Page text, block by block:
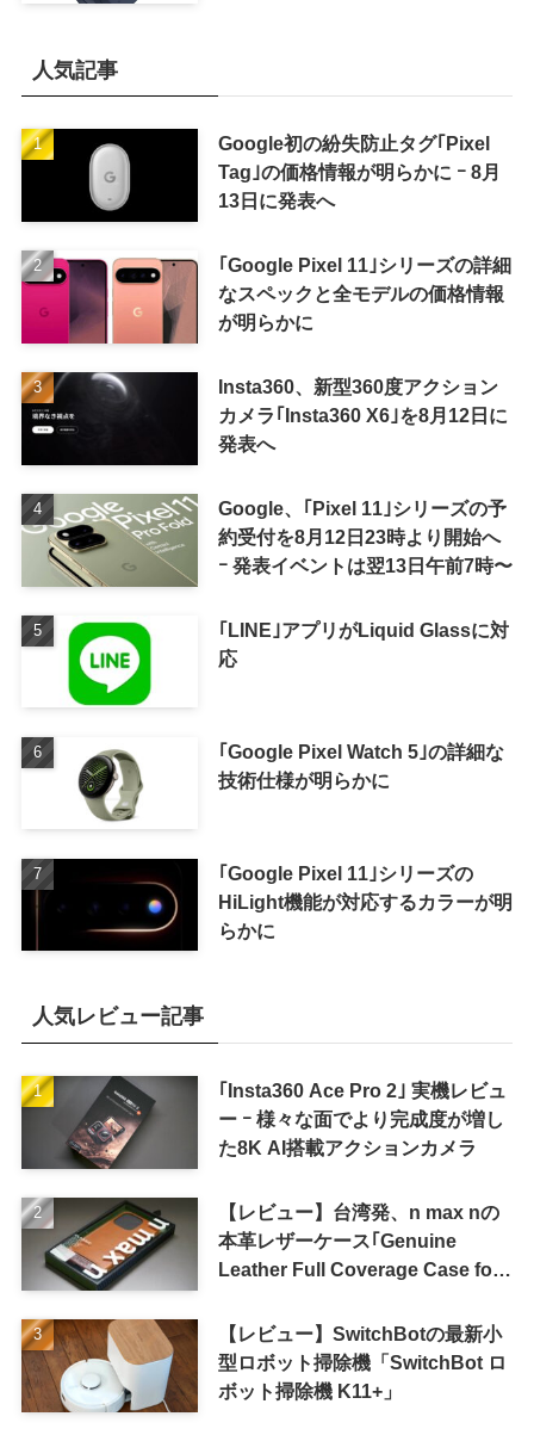
人気記事
Google初の紛失防止タグ｢Pixel
Tag｣の価格情報が明らかに ｰ 8月
13日に発表へ
｢Google Pixel 11｣シリーズの詳細
なスペックと全モデルの価格情報
が明らかに
Insta360、新型360度アクション
カメラ｢Insta360 X6｣を8月12日に
発表へ
Google、｢Pixel 11｣シリーズの予
約受付を8月12日23時より開始へ
ｰ 発表イベントは翌13日午前7時〜
｢LINE｣アプリがLiquid Glassに対
応
｢Google Pixel Watch 5｣の詳細な
技術仕様が明らかに
｢Google Pixel 11｣シリーズの
HiLight機能が対応するカラーが明
らかに
人気レビュー記事
｢Insta360 Ace Pro 2｣ 実機レビュ
ー ｰ 様々な面でより完成度が増し
た8K AI搭載アクションカメラ
【レビュー】台湾発、n max nの
本革レザーケース｢Genuine
Leather Full Coverage Case for
【レビュー】SwitchBotの最新小
型ロボット掃除機「SwitchBot ロ
ボット掃除機 K11+」